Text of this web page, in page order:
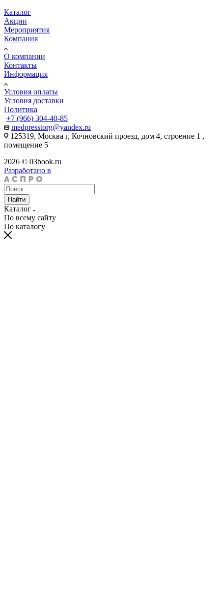
Каталог
Акции
Мероприятия
Компания
О компании
Контакты
Информация
Условия оплаты
Условия доставки
Политика
+7 (966) 304-40-85
medpresstorg@yandex.ru
125319, Москва г, Кочновский проезд, дом 4, строение 1 ,
помещение 5
2026 © 03book.ru
Разработано в
Найти
Каталог
По всему сайту
По каталогу